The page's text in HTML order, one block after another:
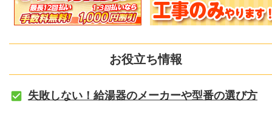
お役立ち情報
失敗しない！給湯器のメーカーや型番の選び方